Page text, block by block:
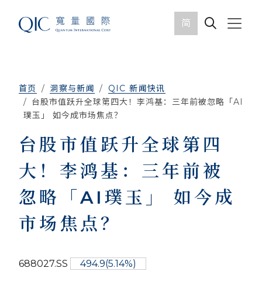
简
首页 洞察与新闻
QIC 新闻快讯
台股市值跃升全球第四大！李鸿基：三年前被忽略「AI
璞玉」 如今成市场焦点？
台股市值跃升全球第四
大！李鸿基：三年前被
忽略「AI璞玉」 如今成
市场焦点？
688027.SS 494.9(5.14%)